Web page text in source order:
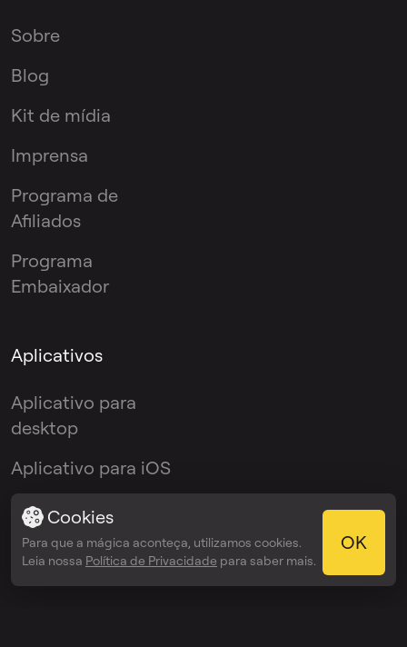
Sobre
Blog
Kit de mídia
Imprensa
Programa de
Afiliados
Programa
Embaixador
Aplicativos
Aplicativo para
desktop
Aplicativo para iOS
Aplicativo Android
Plugin VST
Cookies
Para que a mágica aconteça, utilizamos cookies.
Leia nossa Política de Privacidade para saber mais.
OK